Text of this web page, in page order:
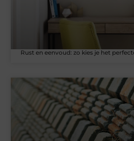
Rust en eenvoud: zo kies je het